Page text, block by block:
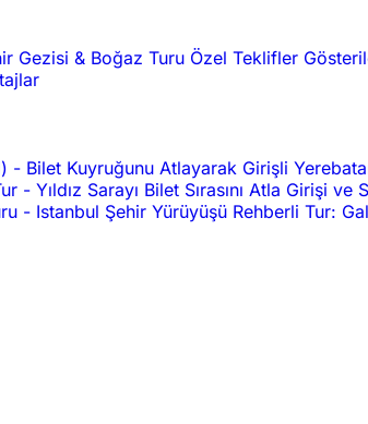
Gezisi & Boğaz Turu Özel Teklifler
- Bilet Kuyruğunu Atlayarak Girişli
- Yıldız Sarayı Bilet Sırasını Atla Girişi ve
- Istanbul Şehir Yürüyüşü Rehberli Tur: